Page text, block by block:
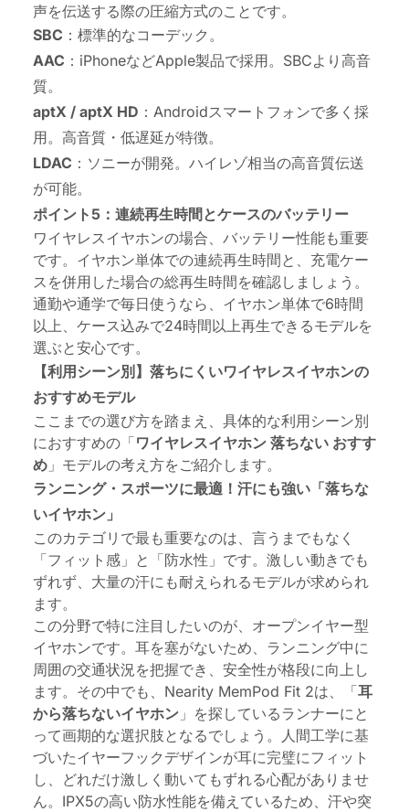
声を伝送する際の圧縮方式のことです。
SBC ：標準的なコーデック。
AAC ：iPhoneなどApple製品で採用。SBCより高音
質。
aptX / aptX HD ：Androidスマートフォンで多く採
用。高音質・低遅延が特徴。
LDAC ：ソニーが開発。ハイレゾ相当の高音質伝送
が可能。
ポイント5：連続再生時間とケースのバッテリー
ワイヤレスイヤホンの場合、バッテリー性能も重要
です。イヤホン単体での連続再生時間と、充電ケー
スを併用した場合の総再生時間を確認しましょう。
通勤や通学で毎日使うなら、イヤホン単体で6時間
以上、ケース込みで24時間以上再生できるモデルを
選ぶと安心です。
【利用シーン別】落ちにくいワイヤレスイヤホンの
おすすめモデル
ここまでの選び方を踏まえ、具体的な利用シーン別
におすすめの「ワイヤレスイヤホン 落ちない おすす
め 」モデルの考え方をご紹介します。
ランニング・スポーツに最適！汗にも強い「落ちな
いイヤホン」
このカテゴリで最も重要なのは、言うまでもなく
「フィット感」と「防水性」です。激しい動きでも
ずれず、大量の汗にも耐えられるモデルが求められ
ます。
この分野で特に注目したいのが、オープンイヤー型
イヤホンです。耳を塞がないため、ランニング中に
周囲の交通状況を把握でき、安全性が格段に向上し
ます。その中でも、 Nearity MemPod Fit 2は、「耳
から落ちないイヤホン 」を探しているランナーにと
って画期的な選択肢となるでしょう。人間工学に基
づいたイヤーフックデザインが耳に完璧にフィット
し、どれだけ激しく動いてもずれる心配がありませ
ん。IPX5の高い防水性能を備えているため、汗や突